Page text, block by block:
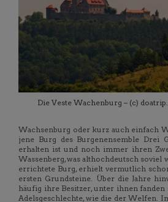
Die Veste Wachenburg – (c)
Wachsenburg oder kurz auch einfach
jene Burg des Burgenensemble Drei
erhalten ist und noch immer ihren
Wassenberg, was althochdeutsch soviel
errichtete Burg, erhielt vermutlich
ersten Grundsteine. Über die Jahre
häufig ihre Besitzer, unter ihnen
Adelsgeschlechte, wie die der Welfen.